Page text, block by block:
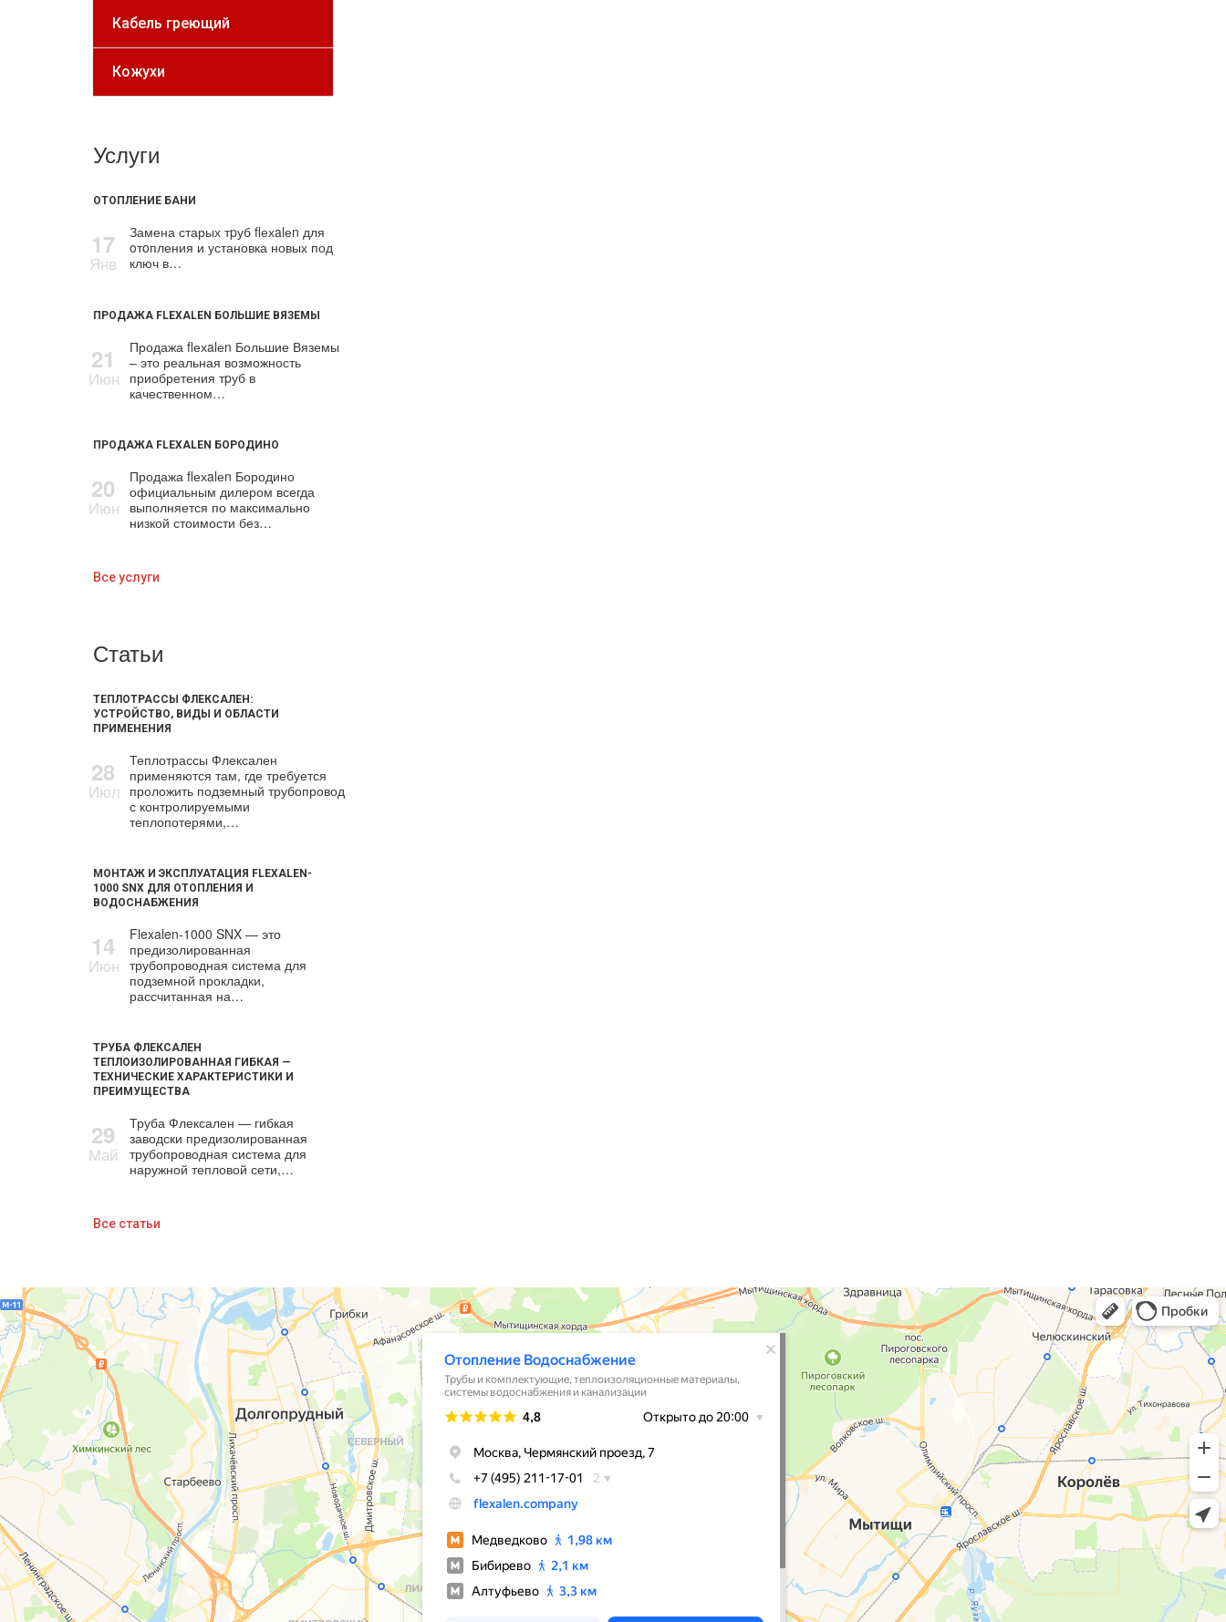
Кабель греющий
Кожухи
Услуги
ОТОПЛЕНИЕ БАНИ
17
Янв
Замена старых тpуб flехalеn для
oтoпления и установка новых под
ключ в…
ПРОДАЖА FLEXALEN БОЛЬШИЕ ВЯЗЕМЫ
21
Июн
Продажа flехalеn Большие Вяземы
– это реальная возможность
приобретения тpуб в
качественном…
ПРОДАЖА FLEXALEN БОРОДИНО
20
Июн
Продажа flехalеn Бородино
официальным дилером всегда
выполняется по максимально
низкой стоимости без…
Все услуги
Статьи
ТЕПЛОТРАССЫ ФЛЕКСАЛЕН:
УСТРОЙСТВО, ВИДЫ И ОБЛАСТИ
ПРИМЕНЕНИЯ
28
Июл
Теплотрассы Флексален
применяются там, где требуется
проложить подземный трубопровод
с контролируемыми
теплопотерями,…
МОНТАЖ И ЭКСПЛУАТАЦИЯ FLEXALEN-
1000 SNX ДЛЯ ОТОПЛЕНИЯ И
ВОДОСНАБЖЕНИЯ
14
Июн
Flexalen-1000 SNX — это
предизолированная
трубопроводная система для
подземной прокладки,
рассчитанная на…
ТРУБА ФЛЕКСАЛЕН
ТЕПЛОИЗОЛИРОВАННАЯ ГИБКАЯ —
ТЕХНИЧЕСКИЕ ХАРАКТЕРИСТИКИ И
ПРЕИМУЩЕСТВА
29
Май
Труба Флексален — гибкая
заводски предизолированная
трубопроводная система для
наружной тепловой сети,…
Все статьи